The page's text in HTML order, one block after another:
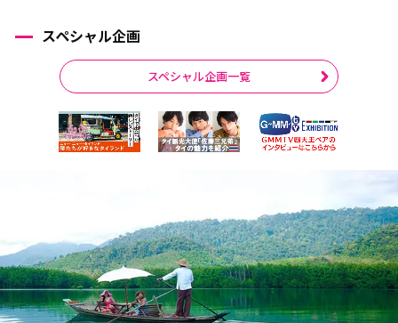
スペシャル企画
スペシャル企画一覧